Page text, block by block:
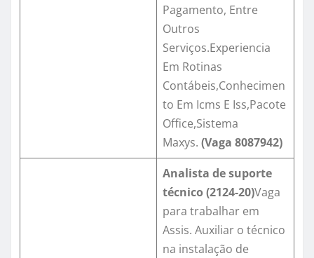
Pagamento, Entre
Outros
Serviços.Experiencia
Em Rotinas
Contábeis,Conhecimen
to Em Icms E Iss,Pacote
Office,Sistema
Maxys. (Vaga 8087942)
Analista de suporte
técnico (2124-20)Vaga
para trabalhar em
Assis. Auxiliar o técnico
na instalação de